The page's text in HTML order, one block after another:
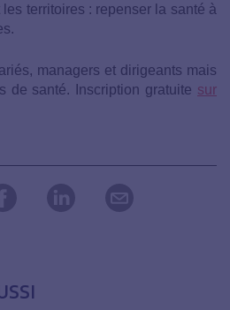
les territoires : repenser la santé à
managers et dirigeants mais
de santé. Inscription gratuite sur